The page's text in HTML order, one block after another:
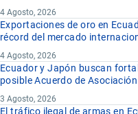
4 Agosto, 2026
Exportaciones de oro en
récord del mercado
4 Agosto, 2026
Ecuador y Japón buscan
posible Acuerdo de
3 Agosto, 2026
El tráfico ilegal de armas en